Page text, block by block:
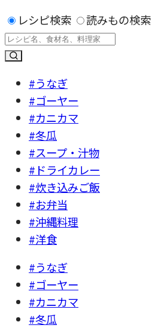
レシピ検索
読みもの検索
#うなぎ
#ゴーヤー
#カニカマ
#冬瓜
#スープ・汁物
#ドライカレー
#炊き込みご飯
#お弁当
#沖縄料理
#洋食
#うなぎ
#ゴーヤー
#カニカマ
#冬瓜